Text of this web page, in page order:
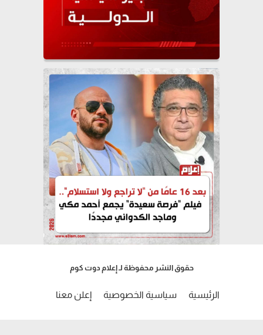
حقوق النشر محفوظة لـ إعلام دوت كوم
الرئيسية سياسية الخصوصية إعلن معنا